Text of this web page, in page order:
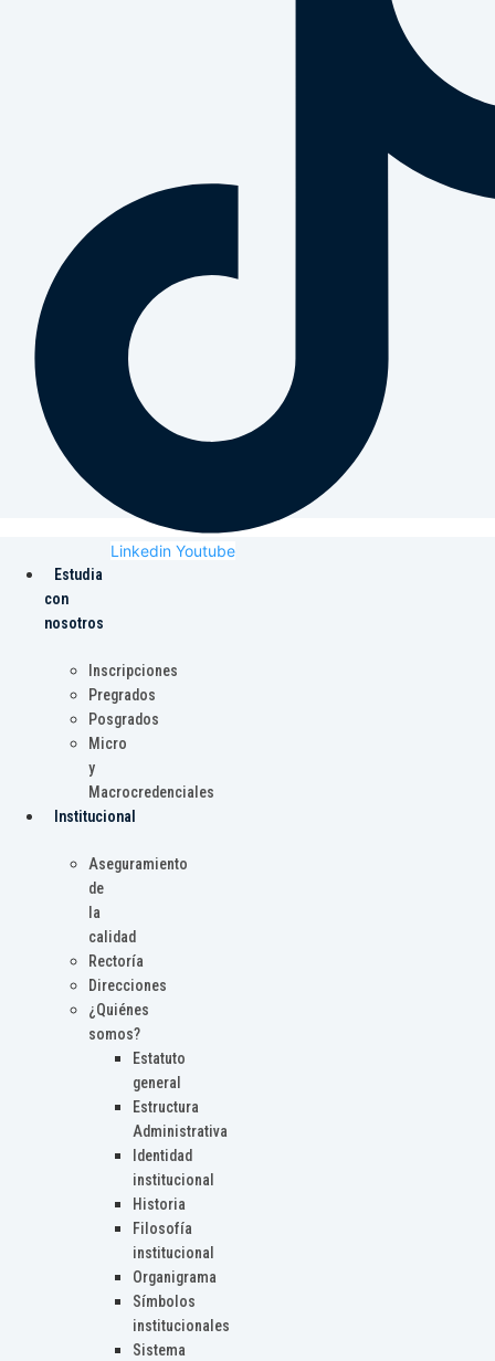
Linkedin Youtube
Estudia
con
nosotros
Inscripciones
Pregrados
Posgrados
Micro
y
Macrocredenciales
Institucional
Aseguramiento
de
la
calidad
Rectoría
Direcciones
¿Quiénes
somos?
Estatuto
general
Estructura
Administrativa
Identidad
institucional
Historia
Filosofía
institucional
Organigrama
Símbolos
institucionales
Sistema